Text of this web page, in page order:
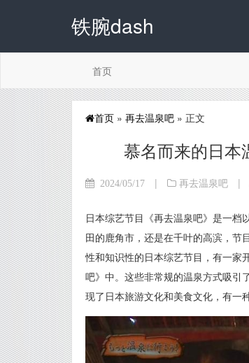
铁腕dash
首页
首页 » 再去温泉吧 » 正文
慕名而来的日本
2024/05/17 | 再去温泉吧 |
日本综艺节目《再去温泉吧》是一档
田的鹿角市，还是在千叶的高滨，节
性和知识性的日本综艺节目，有一家
吧》中。这些非常规的温泉方式吸引
现了日本旅游文化和美食文化，有一